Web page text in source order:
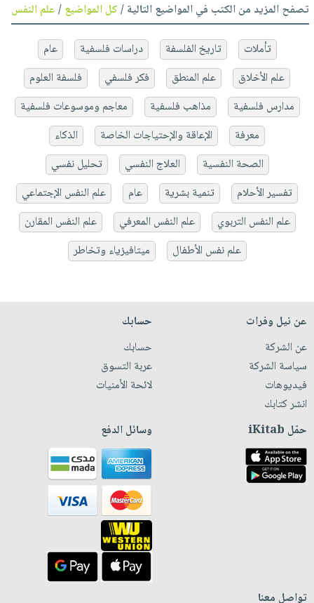
تصفح المزيد من الكتب في المواضيع التالية /كل المواضيع/علم النفس
تأملات تاريخ الفلسفة دراسات فلسفية
عام
علم الأخلاق
علم المنطق فكر فلسفي
فلسفة العلوم
مدارس فلسفية
مذاهب فلسفية
معاجم وموسوعات فلسفية
معرفة
الإعاقة والإحتياجات الخاصة
الذكاء
الصحة النفسية
العلاج النفسي
تحليل نفسي
تفسير الأحلام
تنمية بشرية عام
علم النفس الإجتماعي
علم النفس التربوي
علم النفس المعرفي
علم النفس المقارن
علم نفس الأطفال
ميتافيزياء وتخاطر
عن نيل وفرات
عن الشركة
سياسة الشركة
فيديوهات
انشر كتابك
حسابك
حسابك
عربة التسوق
لائحة الأمنيات
حمّل iKitab وسائل الدفع
تواصل معنا